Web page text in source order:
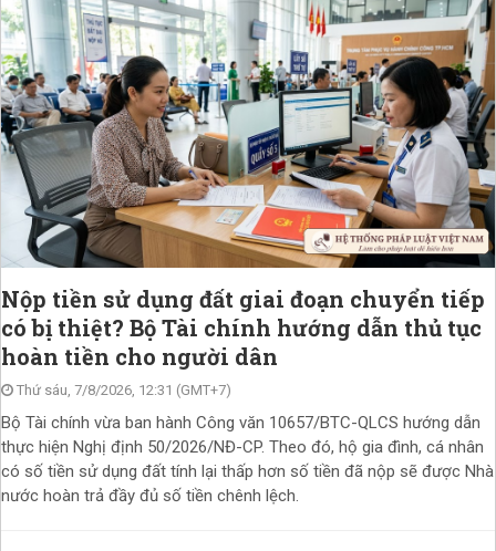
Nộp tiền sử dụng đất giai đoạn chuyển tiếp
có bị thiệt? Bộ Tài chính hướng dẫn thủ tục
hoàn tiền cho người dân
Thứ sáu, 7/8/2026, 12:31 (GMT+7)
Bộ Tài chính vừa ban hành Công văn 10657/BTC-QLCS hướng dẫn
thực hiện Nghị định 50/2026/NĐ-CP. Theo đó, hộ gia đình, cá nhân
có số tiền sử dụng đất tính lại thấp hơn số tiền đã nộp sẽ được Nhà
nước hoàn trả đầy đủ số tiền chênh lệch.